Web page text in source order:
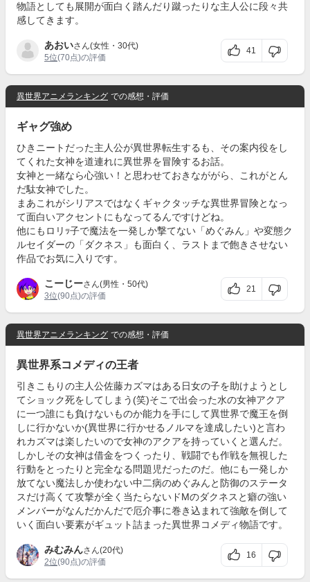
物語としても展開が面白く踏んだり蹴ったりな主人公に段々共
感してきます。
あおいさん(女性・30代)
5位(70点)の評価
41
異世界アニメランキング での感想・評価
ギャグ強め
ひきニートだった主人公が異世界転生するも、その案内役をし
てくれた女神を道連れに異世界を冒険するお話。
女神と一緒なら心強い！と思わせておきなががら、これがとん
だ駄女神でした。
まあこれがシリアスではなくギャクタッチな異世界冒険となっ
て面白いアクセントにもなってるんですけどね。
他にもロリｯ子で魔法を一発しか撃てない「めぐみん」や変態ク
ルセイダーの「ダクネス」も面白く、ラストまで飽きさせない
作品でお気に入りです。
こーじーさん(男性・50代)
3位(90点)の評価
21
異世界アニメランキング での感想・評価
異世界系コメディの王者
引きこもりの主人公佐藤カズマはある日女の子を助けようとし
てショック死をしてしまう(笑)そこで出会った水の女神アクア
に一つ誰にも負けないものか能力を手にして異世界で魔王を倒
しに行かないか(異世界に行かせるノルマを達成したい)と言わ
れカズマは楽したいので女神のアクアを持っていくと選んだ。
しかしその女神は借金をつくったり、戦闘でも作戦を無視した
行動をとったりと完全なる問題児だったのだ。他にも一発しか
放てない魔法しか使わない中二病のめぐみんと防御のステータ
スだけ高くて攻撃が全く当たらないドMのダクネスと癖の強い
メンバーがなんだかんだで厄介事に巻き込まれて強敵を倒して
いく面白い要素がギュット詰まった異世界コメディ物語です。
みむみんさん(20代)
2位(90点)の評価
16